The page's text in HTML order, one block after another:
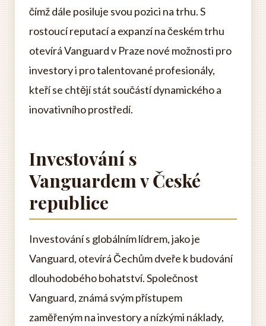
čímž dále posiluje svou pozici na trhu. S
rostoucí reputací a expanzí na českém trhu
otevírá Vanguard v Praze nové možnosti pro
investory i pro talentované profesionály,
kteří se chtějí stát součástí dynamického a
inovativního prostředí.
Investování s
Vanguardem v České
republice
Investování s globálním lídrem, jako je
Vanguard, otevírá Čechům dveře k budování
dlouhodobého bohatství. Společnost
Vanguard, známá svým přístupem
zaměřeným na investory a nízkými náklady,